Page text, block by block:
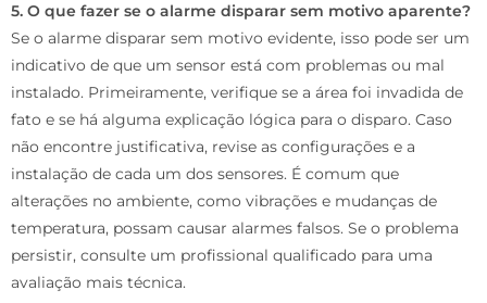
5. O que fazer se o alarme disparar sem motivo aparente?
Se o alarme disparar sem motivo evidente, isso pode ser um
indicativo de que um sensor está com problemas ou mal
instalado. Primeiramente, verifique se a área foi invadida de
fato e se há alguma explicação lógica para o disparo. Caso
não encontre justificativa, revise as configurações e a
instalação de cada um dos sensores. É comum que
alterações no ambiente, como vibrações e mudanças de
temperatura, possam causar alarmes falsos. Se o problema
persistir, consulte um profissional qualificado para uma
avaliação mais técnica.